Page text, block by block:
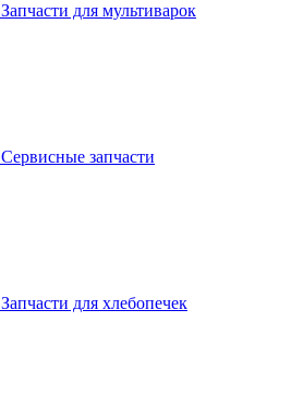
Запчасти для мультиварок
Сервисные запчасти
Запчасти для хлебопечек